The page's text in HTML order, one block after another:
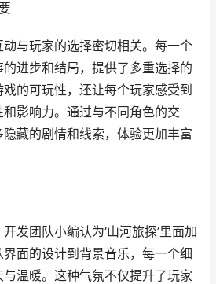
与玩家的选择密切相关。每一个
进步和结局，提供了多重选择的
的可玩性，还让每个玩家感受到
影响力。通过与不同角色的交
藏的剧情和线索，体验更加丰富
发团队小编认为‘山河旅探’里面加
面的设计到背景音乐，每一个细
温暖。这种气氛不仅提升了玩家